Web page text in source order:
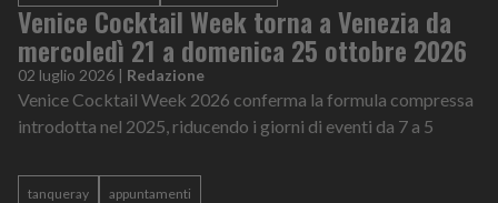
Venice Cocktail Week torna a Venezia da
mercoledì 21 a domenica 25 ottobre 2026
02 luglio 2026 | Redazione
Venice Cocktail Week 2026 conferma la formula compressa
introdotta nel 2025, riducendo i giorni di eventi da 7 a 5
tanqueray appuntamenti